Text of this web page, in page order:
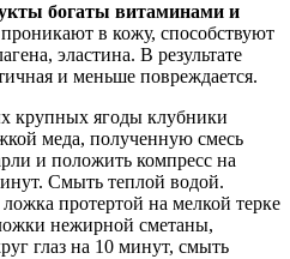
богаты витаминами и
в кожу, способствуют
эластина. В результате
и меньше повреждается.
крупных ягоды клубники
меда, полученную смесь
и положить компресс на
Смыть теплой водой.
протертой на мелкой терке
нежирной сметаны,
глаз на 10 минут, смыть